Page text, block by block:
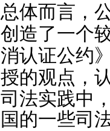
总体而言，
创造了一个
消认证公约
授的观点，
司法实践中
国的一些司